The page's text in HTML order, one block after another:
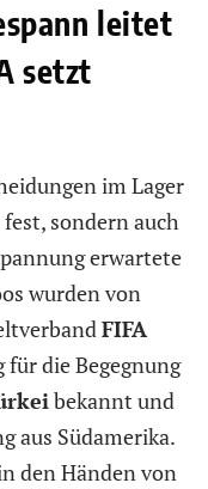
leitet
setzt
im Lager
sondern auch
erwartete
wurden von
FIFA
die Begegnung
bekannt und
aus Südamerika.
den Händen von